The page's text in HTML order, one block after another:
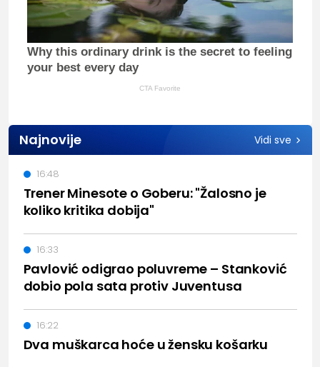
Why this ordinary drink is the secret to feeling
your best every day
CTA Favorite
Najnovije Vidi sve
Trener Minesote o Goberu: "Žalosno je
koliko kritika dobija"
16:48
Pavlović odigrao poluvreme – Stanković
dobio pola sata protiv Juventusa
16:33
Dva muškarca hoće u žensku košarku
16:22